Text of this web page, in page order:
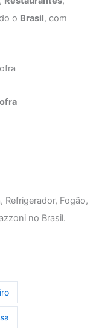
o Brasil, com
Refrigerador, Fogão,
no Brasil.